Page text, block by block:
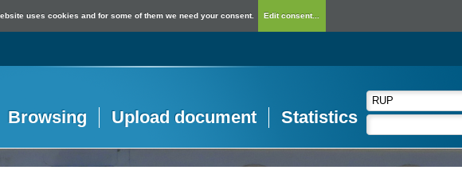
uses cookies and for some of them we need your consent. Edit consent...
Browsing Upload document Statistics